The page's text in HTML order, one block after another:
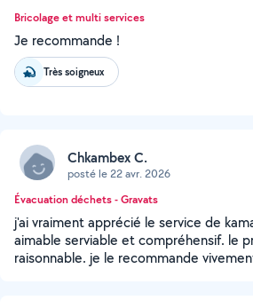
Bricolage et multi services
Je recommande !
Très soigneux
Chkambex C.
posté le 22 avr. 2026
Évacuation déchets - Gravats
j'ai vraiment apprécié le service de
aimable serviable et compréhensif. le
raisonnable. je le recommande